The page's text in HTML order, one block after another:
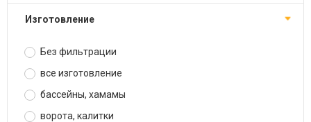
изготовление
Без фильтрации
все изготовление
бассейны, хамамы
ворота, калитки